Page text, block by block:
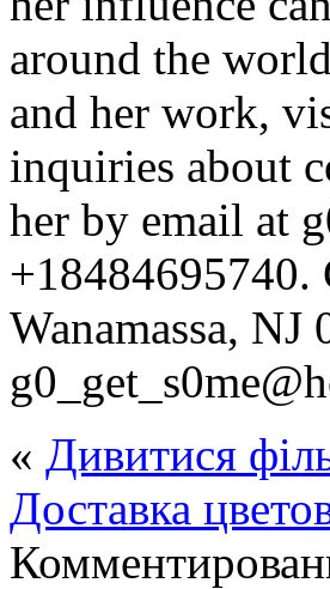
around the
and her work,
inquiries about
her by email at
Wanamassa,
« Дивитися
Доставка